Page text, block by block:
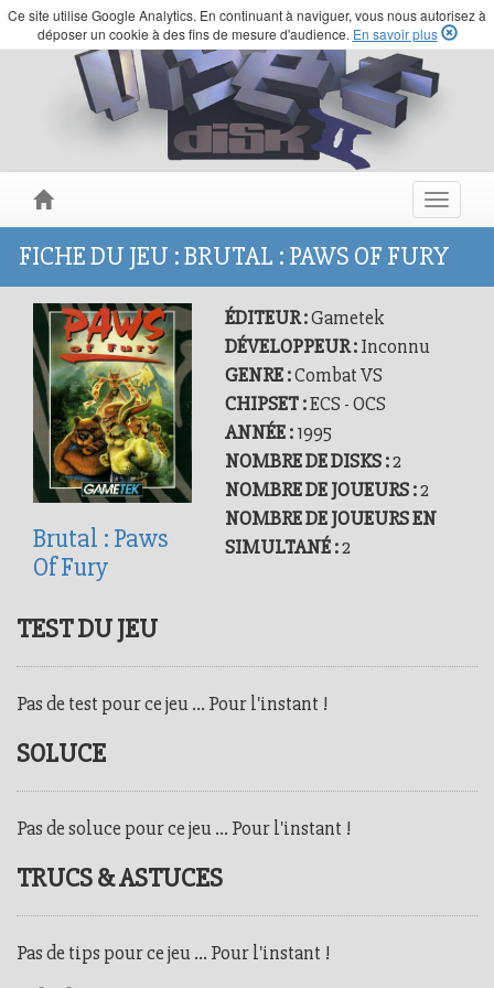
Ce site utilise Google Analytics. En continuant à naviguer, vous nous autorisez à
déposer un cookie à des fins de mesure d'audience. En savoir plus
Toggle
FICHE DU JEU : BRUTAL : PAWS OF FURY
Brutal : Paws
Of Fury
ÉDITEUR :Gametek
DÉVELOPPEUR :Inconnu
GENRE :Combat VS
CHIPSET :ECS - OCS
ANNÉE :1995
NOMBRE DE DISKS :2
NOMBRE DE JOUEURS :2
NOMBRE DE JOUEURS EN
SIMULTANÉ :2
TEST DU JEU
Pas de test pour ce jeu ... Pour l'instant !
SOLUCE
Pas de soluce pour ce jeu ... Pour l'instant !
TRUCS & ASTUCES
Pas de tips pour ce jeu ... Pour l'instant !